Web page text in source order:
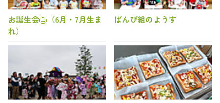
お誕生会🎂（6月・7月生ま
れ）
ばんび組のようす